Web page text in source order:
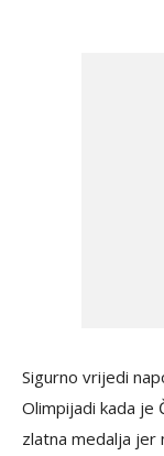
Sigurno vrijedi
Olimpijadi kada je
zlatna medalja jer